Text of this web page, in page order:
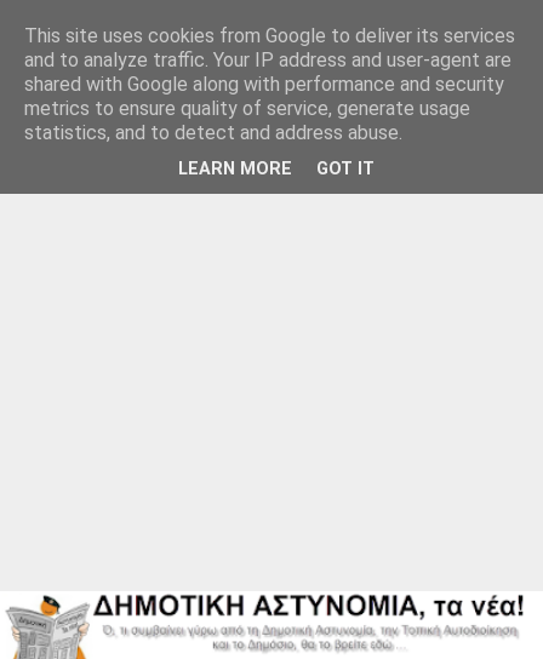
This site uses cookies from Google to deliver its services
and to analyze traffic. Your IP address and user-agent are
shared with Google along with performance and security
metrics to ensure quality of service, generate usage
statistics, and to detect and address abuse.
LEARN MORE GOT IT